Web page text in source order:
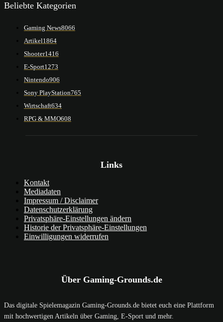
Beliebte Kategorien
Gaming News8066
Artikel1864
Shooter1416
E-Sport1273
Nintendo906
Sony PlayStation765
Wirtschaft634
RPG & MMO608
Links
Kontakt
Mediadaten
Impressum / Disclaimer
Datenschutzerklärung
Privatsphäre-Einstellungen ändern
Historie der Privatsphäre-Einstellungen
Einwilligungen widerrufen
Über Gaming-Grounds.de
Das digitale Spielemagazin Gaming-Grounds.de bietet euch eine Plattform
mit hochwertigen Artikeln über Gaming, E-Sport und mehr.